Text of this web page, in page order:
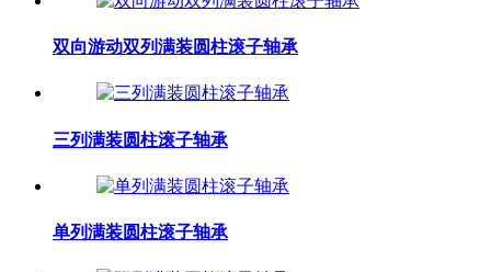
双向游动双列满装圆柱滚子轴承
三列满装圆柱滚子轴承
单列满装圆柱滚子轴承